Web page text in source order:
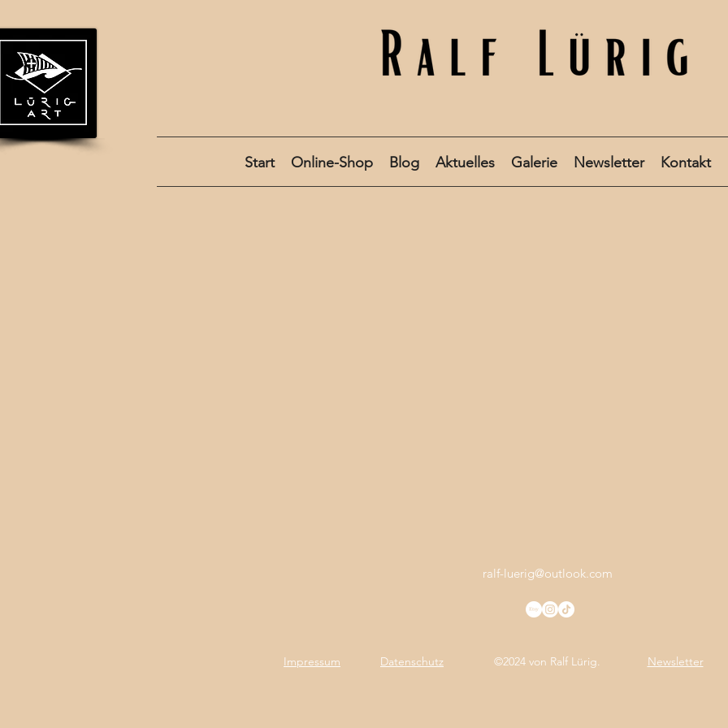
Start Online-Shop Blog Aktuelles Galerie Newsletter Kontakt
ralf-luerig@outlook.com
©2024 von Ralf Lürig.
Datenschutz
Impressum Newsletter